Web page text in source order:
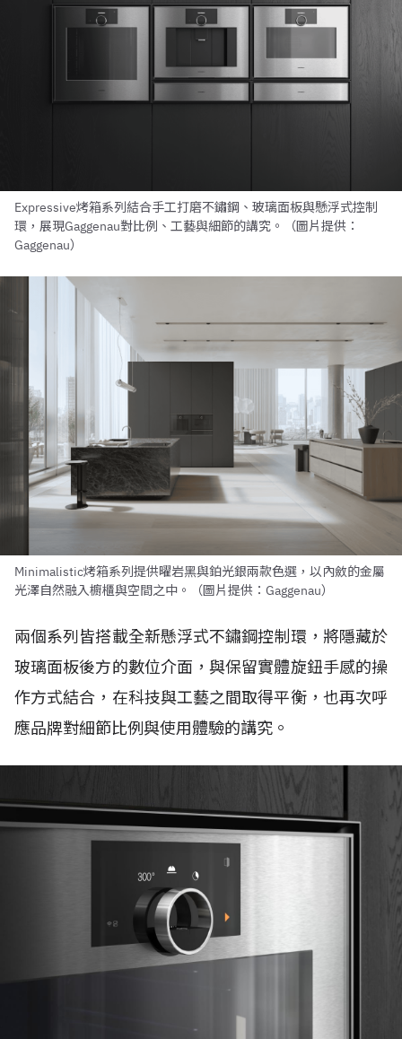
Expressive烤箱系列結合手工打磨不鏽鋼、玻璃面板與懸浮式控制
環，展現Gaggenau對比例、工藝與細節的講究。（圖片提供：
Gaggenau）
Minimalistic烤箱系列提供曜岩黑與鉑光銀兩款色選，以內斂的金屬
光澤自然融入櫥櫃與空間之中。（圖片提供：Gaggenau）
兩個系列皆搭載全新懸浮式不鏽鋼控制環，將隱藏於
玻璃面板後方的數位介面，與保留實體旋鈕手感的操
作方式結合，在科技與工藝之間取得平衡，也再次呼
應品牌對細節比例與使用體驗的講究。